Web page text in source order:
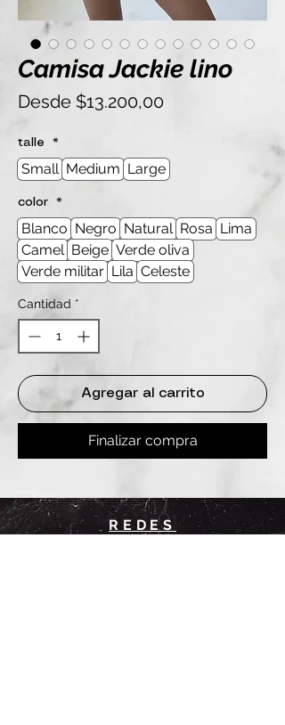
Camisa Jackie lino
Desde $13.200,00Precio
talle *
Small Medium Large
color *
Blanco Negro Natural Rosa Lima
Camel Beige Verde oliva
Verde militar Lila Celeste
Cantidad *
Agregar al carrito
Finalizar compra
REDES